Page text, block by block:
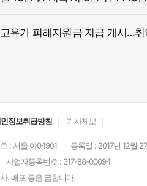
고유가 피해지원금 지급 개시…
정보취급방침 기사제보
: 서울 아04901 등록일 : 2017년 12월
사업자등록번호 : 317-88-00094
. 배포 등을 금합니다.